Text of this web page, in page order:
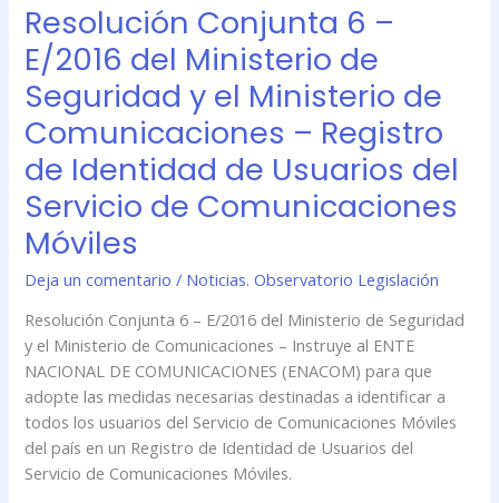
2016
Resolución Conjunta 6 –
E/2016 del Ministerio de
Seguridad y el Ministerio de
Comunicaciones – Registro
de Identidad de Usuarios del
Servicio de Comunicaciones
Móviles
Deja un comentario / Noticias. Observatorio Legislación
Resolución Conjunta 6 – E/2016 del Ministerio de Seguridad
y el Ministerio de Comunicaciones – Instruye al ENTE
NACIONAL DE COMUNICACIONES (ENACOM) para que
adopte las medidas necesarias destinadas a identificar a
todos los usuarios del Servicio de Comunicaciones Móviles
del país en un Registro de Identidad de Usuarios del
Servicio de Comunicaciones Móviles.
Resolución
Conjunta
6
–
E/2016
del
Ministerio
de
Seguridad
y
el
Ministerio
de
Comunicaciones
–
Registro
de
Identidad
de